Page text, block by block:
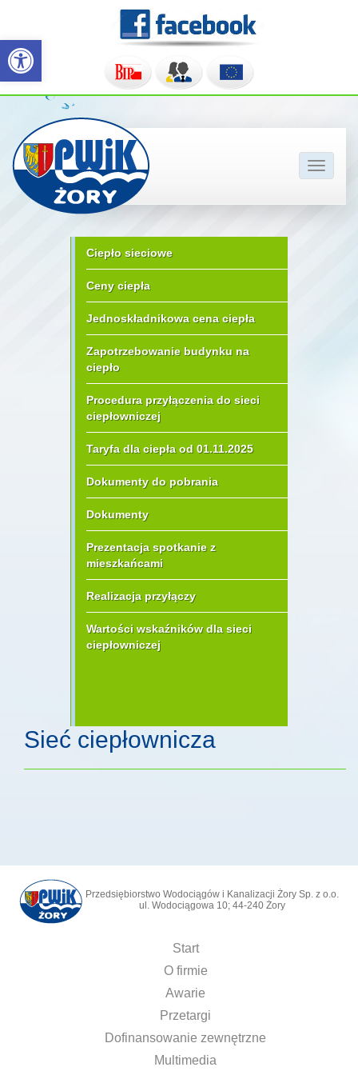
Otwórz pasek narzędzi
Pokaż/
Ciepło sieciowe
Ceny ciepła
Jednoskładnikowa cena ciepła
Zapotrzebowanie budynku na
ciepło
Procedura przyłączenia do sieci
ciepłowniczej
Taryfa dla ciepła od 01.11.2025
Dokumenty do pobrania
Dokumenty
Prezentacja spotkanie z
mieszkańcami
Realizacja przyłączy
Wartości wskaźników dla sieci
ciepłowniczej
Sieć ciepłownicza
Przedsiębiorstwo Wodociągów i Kanalizacji Żory Sp. z o.o.
ul. Wodociągowa 10; 44-240 Żory
Start
O firmie
Awarie
Przetargi
Dofinansowanie zewnętrzne
Multimedia